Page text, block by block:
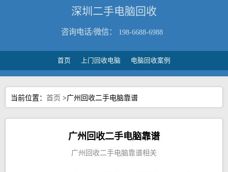
深圳二手电脑回收
咨询电话/微信： 198-6688-6988
首页 上门回收电脑 电脑回收案例
当前位置： 首页 >广州回收二手电脑靠谱
广州回收二手电脑靠谱
广州回收二手电脑靠谱相关